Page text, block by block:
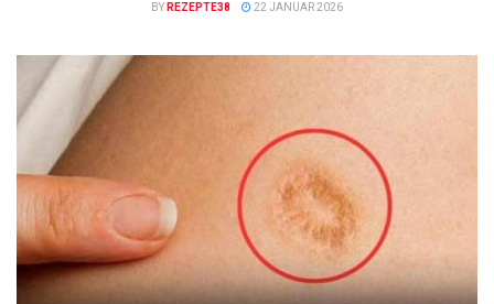
BY REZEPTE38 22 JANUAR 2026